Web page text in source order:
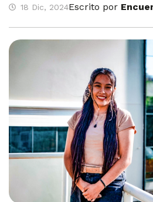
18 Dic, 2024Escrito por